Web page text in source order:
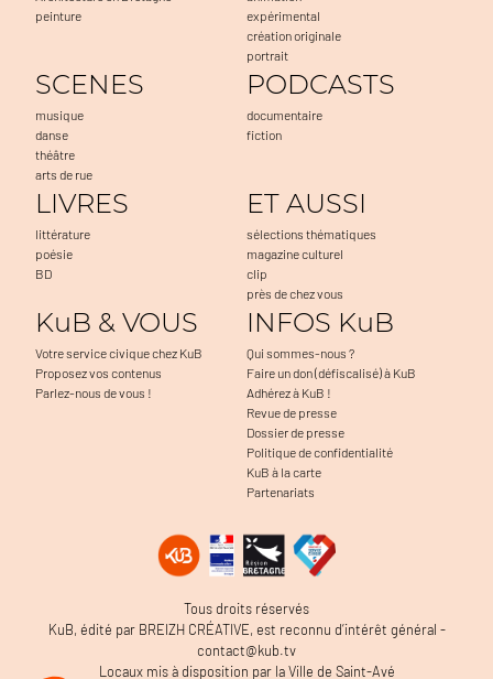
peinture
expérimental
création originale
portrait
SCENES
musique
danse
théâtre
arts de rue
PODCASTS
documentaire
fiction
LIVRES
littérature
poésie
BD
ET AUSSI
sélections thématiques
magazine culturel
clip
près de chez vous
KuB & VOUS
Votre service civique chez KuB
Proposez vos contenus
Parlez-nous de vous !
INFOS KuB
Qui sommes-nous ?
Faire un don (défiscalisé) à KuB
Adhérez à KuB !
Revue de presse
Dossier de presse
Politique de confidentialité
KuB à la carte
Partenariats
Tous droits réservés
KuB, édité par BREIZH CRÉATIVE, est reconnu d’intérêt général -
contact@kub.tv
Locaux mis à disposition par la Ville de Saint-Avé